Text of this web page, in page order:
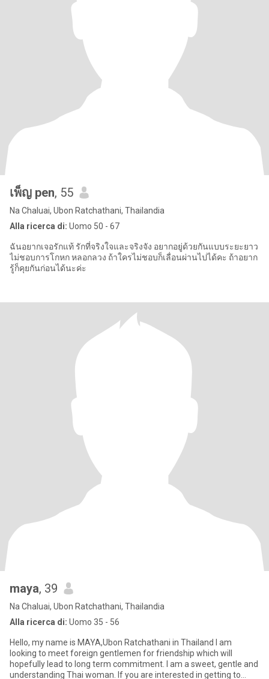
เพ็ญ pen, 55
Na Chaluai, Ubon Ratchathani, Thailandia
Alla ricerca di: Uomo 50 - 67
ฉันอยากเจอรักแท้ รักที่จริงใจและจริงจัง อยากอยู่ด้วยกันแบบระยะยาว
ไม่ชอบการโกหก หลอกลวง ถ้าใครไม่ชอบก็เลื่อนผ่านไปได้คะ ถ้าอยาก
รู้ก็คุยกันก่อนได้นะค่ะ
maya, 39
Na Chaluai, Ubon Ratchathani, Thailandia
Alla ricerca di: Uomo 35 - 56
Hello, my name is MAYA,Ubon Ratchathani in Thailand I am
looking to meet foreign gentlemen for friendship which will
hopefully lead to long term commitment. I am a sweet, gentle and
understanding Thai woman. If you are interested in getting to